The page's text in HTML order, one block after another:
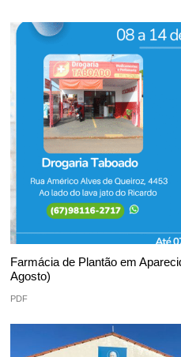
Farmácia de Plantão em
Agosto)
PDF